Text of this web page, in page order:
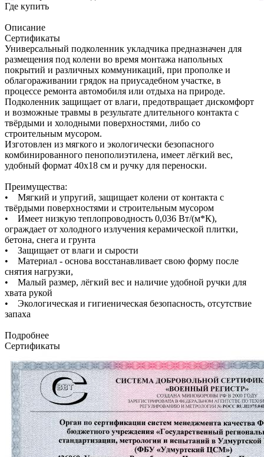
Где купить
Описание
Сертификаты
Универсальный подколенник укладчика предназначен для
размещения под колени во время монтажа напольных
покрытий и различных коммуникаций, при прополке и
облагораживании грядок на приусадебном участке, в
процессе ремонта автомобиля или отдыха на природе.
Подколенник защищает от влаги, предотвращает дискомфорт
и возможные травмы в результате длительного контакта с
твёрдыми и холодными поверхностями, либо со
строительным мусором.
Изготовлен из мягкого и экологически безопасного
комбинированного пенополиэтилена, имеет лёгкий вес,
удобный формат 40х18 см и ручку для переноски.
Преимущества:
• Мягкий и упругий, защищает колени от контакта с
твёрдыми поверхностями и строительным мусором
• Имеет низкую теплопроводность 0,036 Вт/(м*К),
ограждает от холодного излучения керамической плитки,
бетона, снега и грунта
• Защищает от влаги и сырости
• Материал - основа восстанавливает свою форму после
снятия нагрузки,
• Малый размер, лёгкий вес и наличие удобной ручки для
хвата рукой
• Экологическая и гигиеническая безопасность, отсутствие
запаха
Подробнее
Сертификаты